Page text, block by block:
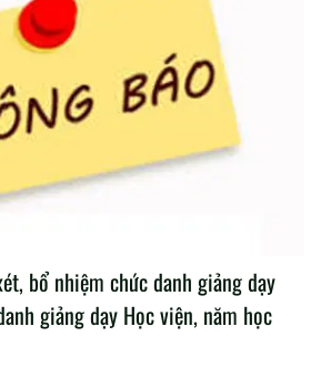
bổ nhiệm chức danh giảng dạy
giảng dạy Học viện, năm học